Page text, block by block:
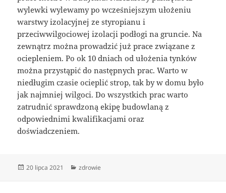
wylewki wylewamy po wcześniejszym ułożeniu
warstwy izolacyjnej ze styropianu i
przeciwwilgociowej izolacji podłogi na gruncie. Na
zewnątrz można prowadzić już prace związane z
ociepleniem. Po ok 10 dniach od ułożenia tynków
można przystąpić do następnych prac. Warto w
niedługim czasie ocieplić strop, tak by w domu było
jak najmniej wilgoci. Do wszystkich prac warto
zatrudnić sprawdzoną ekipę budowlaną z
odpowiednimi kwalifikacjami oraz
doświadczeniem.
Data
20 lipca 2021 Kategorie
zdrowie